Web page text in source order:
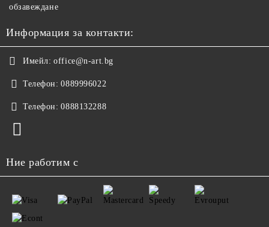
обзавеждане
Информация за контакти:
Имейл: office@n-art.bg
Телефон: 0889996022
Телефон: 0888132288
Ние работим с